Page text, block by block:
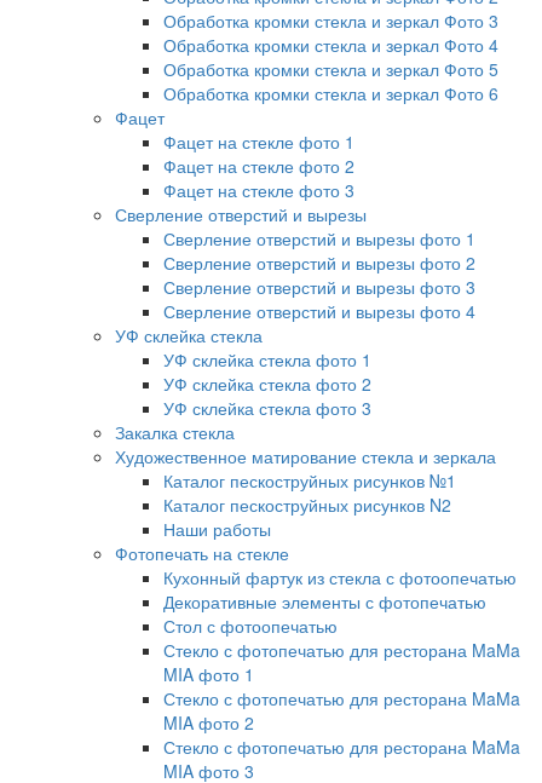
Обработка кромки стекла и зеркал Фото 3
Обработка кромки стекла и зеркал Фото 4
Обработка кромки стекла и зеркал Фото 5
Обработка кромки стекла и зеркал Фото 6
Фацет
Фацет на стекле фото 1
Фацет на стекле фото 2
Фацет на стекле фото 3
Сверление отверстий и вырезы
Сверление отверстий и вырезы фото 1
Сверление отверстий и вырезы фото 2
Сверление отверстий и вырезы фото 3
Сверление отверстий и вырезы фото 4
УФ склейка стекла
УФ склейка стекла фото 1
УФ склейка стекла фото 2
УФ склейка стекла фото 3
Закалка стекла
Художественное матирование стекла и зеркала
Каталог пескоструйных рисунков №1
Каталог пескоструйных рисунков N2
Наши работы
Фотопечать на стекле
Кухонный фартук из стекла с фотоопечатью
Декоративные элементы с фотопечатью
Стол с фотоопечатью
Стекло с фотопечатью для ресторана MaMa
MIA фото 1
Стекло с фотопечатью для ресторана MaMa
MIA фото 2
Стекло с фотопечатью для ресторана MaMa
MIA фото 3